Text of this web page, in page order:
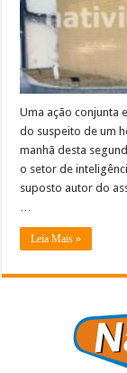
Uma ação conjunta
do suspeito de um
manhã desta
o setor de
suposto autor do
…
Leia Mais »